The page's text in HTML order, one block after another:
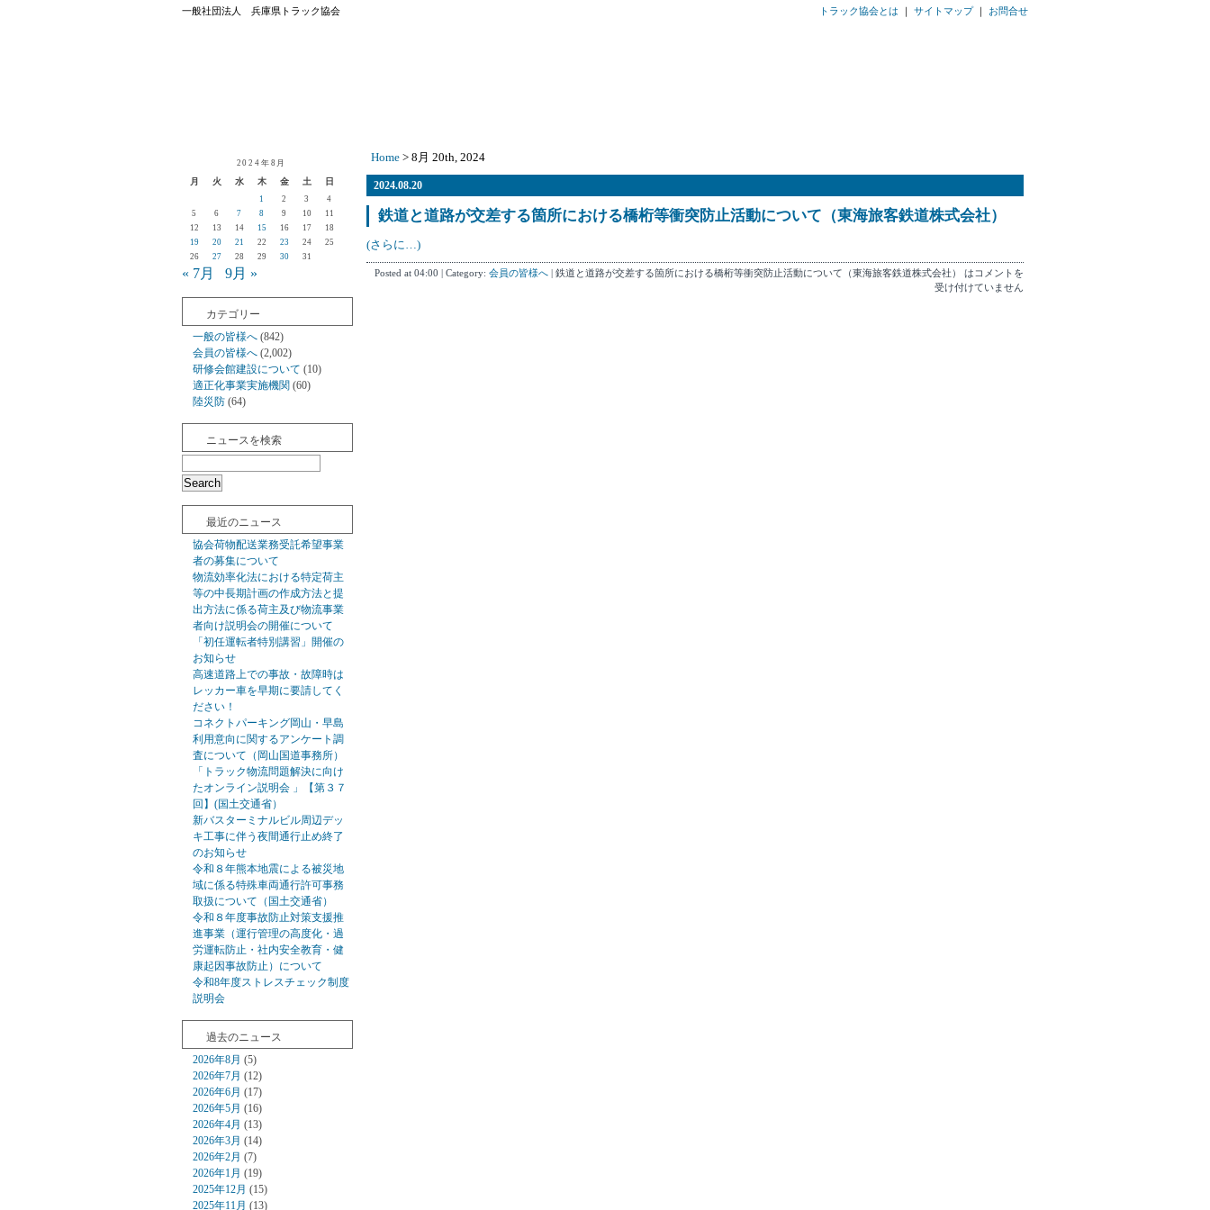
一般社団法人 兵庫県トラック協会 トラック協会とは ｜ サイトマップ｜ お問合せ
2024年8月
月 火 水 木 金 土 日
1 2 3
4
5
6 7 8 9 10
11
12
13 14 15 16 17
18
19
20 21 22 23 24
25
26
27 28 29 30 31
« 7月 9月 »
カテゴリー
一般の皆様へ (842)
会員の皆様へ (2,002)
研修会館建設について (10)
適正化事業実施機関 (60)
陸災防 (64)
ニュースを検索
最近のニュース
協会荷物配送業務受託希望事業
者の募集について
物流効率化法における特定荷主
等の中長期計画の作成方法と提
出方法に係る荷主及び物流事業
者向け説明会の開催について
「初任運転者特別講習」開催の
お知らせ
高速道路上での事故・故障時は
レッカー車を早期に要請してく
ださい！
コネクトパーキング岡山・早島
利用意向に関するアンケート調
査について（岡山国道事務所）
「トラック物流問題解決に向け
たオンライン説明会 」【第３７
回】(国土交通省）
新バスターミナルビル周辺デッ
キ工事に伴う夜間通行止め終了
のお知らせ
令和８年熊本地震による被災地
域に係る特殊車両通行許可事務
取扱について（国土交通省）
令和８年度事故防止対策支援推
進事業（運行管理の高度化・過
労運転防止・社内安全教育・健
康起因事故防止）について
令和8年度ストレスチェック制度
説明会
過去のニュース
2026年8月 (5)
2026年7月 (12)
2026年6月 (17)
2026年5月 (16)
2026年4月 (13)
2026年3月 (14)
2026年2月 (7)
2026年1月 (19)
2025年12月 (15)
2025年11月 (13)
Home > 8月 20th, 2024
2024.08.20
鉄道と道路が交差する箇所における橋桁等衝突防止活動について（東海旅客鉄道株式会社）
(さらに…)
Posted at 04:00 | Category: 会員の皆様へ | 鉄道と道路が交差する箇所における橋桁等衝突防止活動について（東海旅客鉄道株式会社） は コメントを
受け付けていません